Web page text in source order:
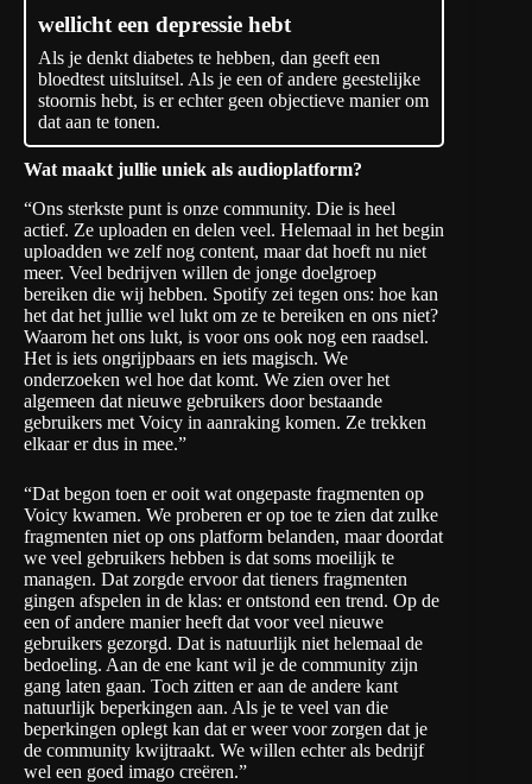
wellicht een depressie hebt
Als je denkt diabetes te hebben, dan geeft een
bloedtest uitsluitsel. Als je een of andere geestelijke
stoornis hebt, is er echter geen objectieve manier om
dat aan te tonen.
Wat maakt jullie uniek als audioplatform?
“Ons sterkste punt is onze community. Die is heel
actief. Ze uploaden en delen veel. Helemaal in het begin
uploadden we zelf nog content, maar dat hoeft nu niet
meer. Veel bedrijven willen de jonge doelgroep
bereiken die wij hebben. Spotify zei tegen ons: hoe kan
het dat het jullie wel lukt om ze te bereiken en ons niet?
Waarom het ons lukt, is voor ons ook nog een raadsel.
Het is iets ongrijpbaars en iets magisch. We
onderzoeken wel hoe dat komt. We zien over het
algemeen dat nieuwe gebruikers door bestaande
gebruikers met Voicy in aanraking komen. Ze trekken
elkaar er dus in mee.”
“Dat begon toen er ooit wat ongepaste fragmenten op
Voicy kwamen. We proberen er op toe te zien dat zulke
fragmenten niet op ons platform belanden, maar doordat
we veel gebruikers hebben is dat soms moeilijk te
managen. Dat zorgde ervoor dat tieners fragmenten
gingen afspelen in de klas: er ontstond een trend. Op de
een of andere manier heeft dat voor veel nieuwe
gebruikers gezorgd. Dat is natuurlijk niet helemaal de
bedoeling. Aan de ene kant wil je de community zijn
gang laten gaan. Toch zitten er aan de andere kant
natuurlijk beperkingen aan. Als je te veel van die
beperkingen oplegt kan dat er weer voor zorgen dat je
de community kwijtraakt. We willen echter als bedrijf
wel een goed imago creëren.”